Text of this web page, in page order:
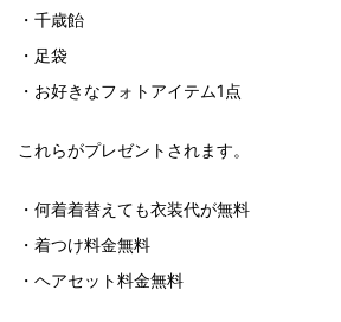
・千歳飴
・足袋
・お好きなフォトアイテム1点
これらがプレゼントされます。
・何着着替えても衣装代が無料
・着つけ料金無料
・ヘアセット料金無料